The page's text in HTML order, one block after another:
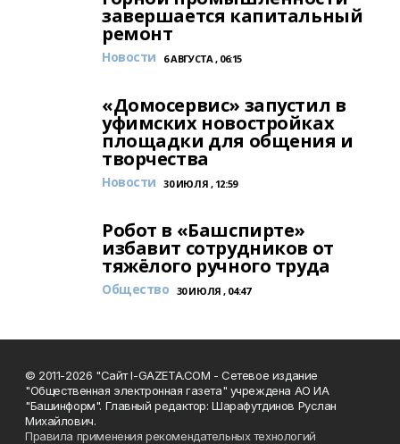
завершается капитальный
ремонт
Новости 6 АВГУСТА , 06:15
«Домосервис» запустил в
уфимских новостройках
площадки для общения и
творчества
Новости 30 ИЮЛЯ , 12:59
Робот в «Башспирте»
избавит сотрудников от
тяжёлого ручного труда
Общество 30 ИЮЛЯ , 04:47
© 2011-2026 "Сайт I-GAZETA.COM - Сетевое издание
"Общественная электронная газета" учреждена АО ИА
"Башинформ". Главный редактор: Шарафутдинов Руслан
Михайлович.
Правила применения рекомендательных технологий